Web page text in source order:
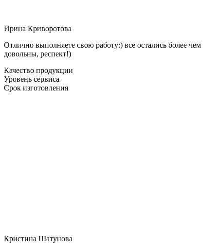
Ирина Криворотова
Отлично выполняете свою работу:) все остались более чем
довольны, респект!)
Качество продукции
Уровень сервиса
Срок изготовления
Кристина Шатунова